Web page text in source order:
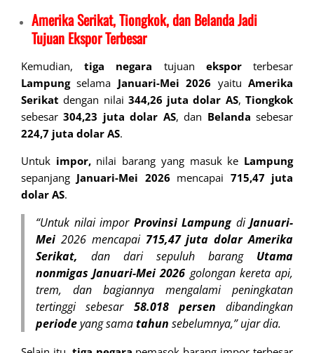
Amerika Serikat, Tiongkok, dan Belanda Jadi
Tujuan Ekspor Terbesar
Kemudian,tiga negara tujuan eksporterbesar
Lampungselama Januari-Mei 2026 yaituAmerika
Serikat dengan nilai 344,26 juta dolar AS,Tiongkok
sebesar304,23 juta dolar AS, dan Belanda sebesar
224,7 juta dolar AS.
Untuk impor,nilai barang yang masuk ke Lampung
sepanjang Januari-Mei 2026 mencapai 715,47 juta
dolar AS.
“Untuk nilai impor Provinsi Lampungdi Januari-
Mei 2026 mencapai 715,47 juta dolar Amerika
Serikat, dan dari sepuluh barang Utama
nonmigas Januari-Mei 2026 golongan kereta api,
trem, dan bagiannya mengalami peningkatan
tertinggi sebesar 58.018 persen dibandingkan
periodeyang samatahun sebelumnya,” ujar dia.